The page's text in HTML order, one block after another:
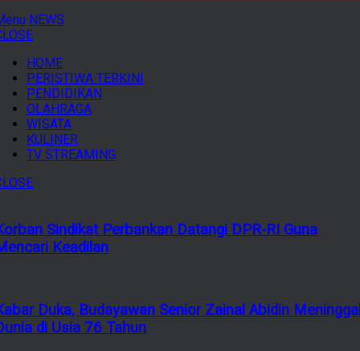
NEWS
HOME
PERISTIWA TERKINI
PENDIDIKAN
OLAHRAGA
WISATA
KULINER
TV STREAMING
Sindikat Perbankan Datangi DPR-RI Guna
Keadilan
Duka, Budayawan Senior Zainal Abidin
di Usia 76 Tahun